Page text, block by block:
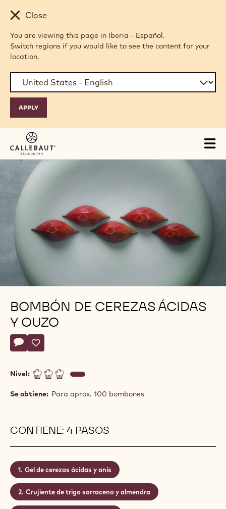
Skip to main content
Close
You are viewing this page in Iberia - Español.
Switch regions if you would like to see the content for your
location.
BOMBÓN DE CEREZAS ÁCIDAS
Y OUZO
Actions
Escriba un comentario
- Bombón de cerezas ácidas y ouzo
Guardar
- Bombón de cerezas ácidas y ouzo
Nivel:
Se obtiene: Para aprox. 100 bombones
CONTIENE: 4 PASOS
Gel de cerezas ácidas y anís
Crujiente de trigo sarraceno y almendra